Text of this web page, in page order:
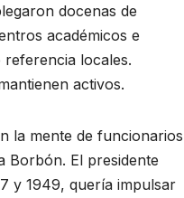
docenas de
académicos e
locales.
activos.
la mente de funcionarios
Borbón. El presidente
y 1949, quería impulsar